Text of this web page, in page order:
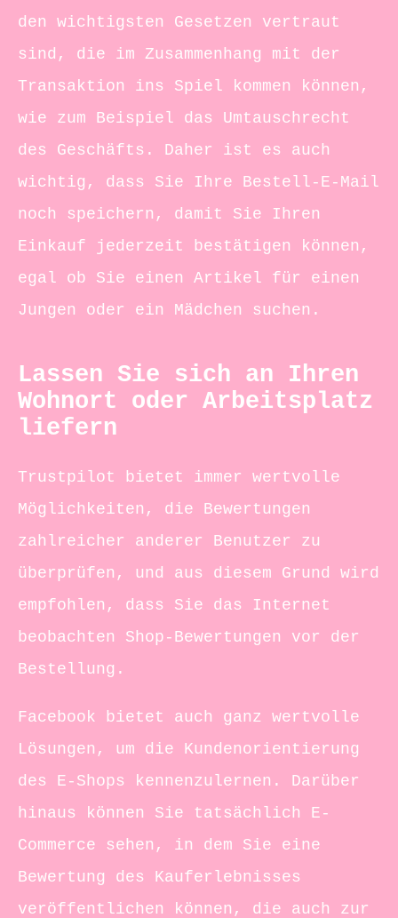
den wichtigsten Gesetzen vertraut
sind, die im Zusammenhang mit der
Transaktion ins Spiel kommen können,
wie zum Beispiel das Umtauschrecht
des Geschäfts. Daher ist es auch
wichtig, dass Sie Ihre Bestell-E-Mail
noch speichern, damit Sie Ihren
Einkauf jederzeit bestätigen können,
egal ob Sie einen Artikel für einen
Jungen oder ein Mädchen suchen.
Lassen Sie sich an Ihren
Wohnort oder Arbeitsplatz
liefern
Trustpilot bietet immer wertvolle
Möglichkeiten, die Bewertungen
zahlreicher anderer Benutzer zu
überprüfen, und aus diesem Grund wird
empfohlen, dass Sie das Internet
beobachten Shop-Bewertungen vor der
Bestellung.
Facebook bietet auch ganz wertvolle
Lösungen, um die Kundenorientierung
des E-Shops kennenzulernen. Darüber
hinaus können Sie tatsächlich E-
Commerce sehen, in dem Sie eine
Bewertung des Kauferlebnisses
veröffentlichen können, die auch zur